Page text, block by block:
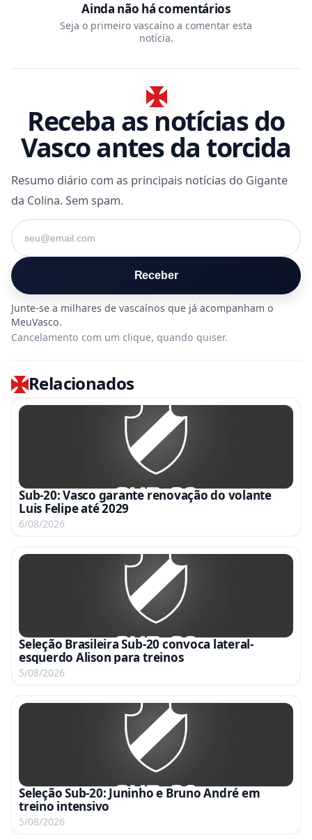
Ainda não há comentários
Seja o primeiro vascaíno a comentar esta
notícia.
Receba as notícias do
Vasco antes da torcida
Resumo diário com as principais notícias do Gigante
da Colina. Sem spam.
Seu e-mail
Receber
Cancelamento com um clique, quando quiser.
Relacionados
Sub-20: Vasco garante renovação do volante
Luis Felipe até 2029
6/08/2026
Seleção Brasileira Sub-20 convoca lateral-
esquerdo Alison para treinos
5/08/2026
Seleção Sub-20: Juninho e Bruno André em
treino intensivo
5/08/2026